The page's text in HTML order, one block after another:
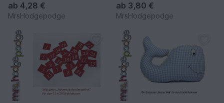
ab 4,28 €
MrsHodgepodge
ab 3,80 €
MrsHodgepodge